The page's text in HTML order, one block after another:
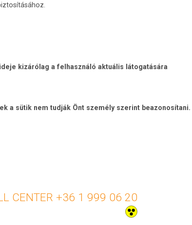
kizárólag a felhasználó aktuális látogatására
a sütik nem tudják Önt személy szerint beazonosítani.
+36 1 999 06 20